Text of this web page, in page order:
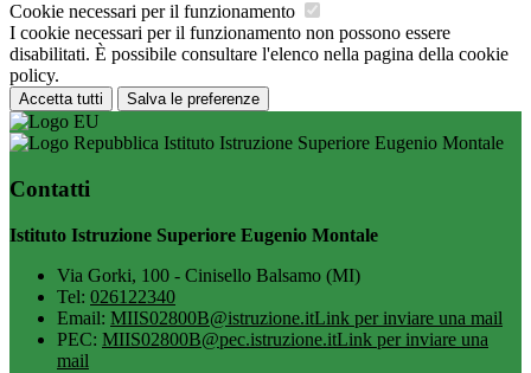
Cookie necessari per il funzionamento
I cookie necessari per il funzionamento non possono essere
disabilitati. È possibile consultare l'elenco nella pagina della cookie
policy.
Accetta tutti Salva le preferenze
Istituto Istruzione Superiore Eugenio Montale
Contatti
Istituto Istruzione Superiore Eugenio Montale
Via Gorki, 100 - Cinisello Balsamo (MI)
Tel: 026122340
Email: MIIS02800B@istruzione.itLink per inviare una mail
PEC: MIIS02800B@pec.istruzione.itLink per inviare una
mail